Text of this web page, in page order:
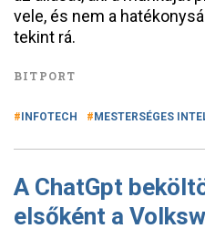
vele, és nem a
tekint rá.
BITPORT
INFOTECH MESTERSÉGES
A ChatGpt
elsőként a